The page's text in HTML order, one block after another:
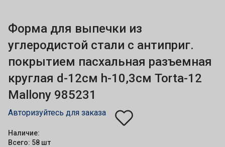
Форма для выпечки из
углеродистой стали с антиприг.
покрытием пасхальная разъемная
круглая d-12см h-10,3см Torta-12
Mallony 985231
Авторизуйтесь для заказа
Наличие:
Всего: 58 шт